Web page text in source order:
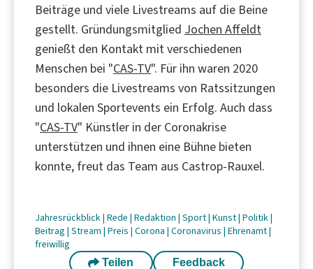
Beiträge und viele Livestreams auf die Beine
gestellt. Gründungsmitglied Jochen Affeldt
genießt den Kontakt mit verschiedenen
Menschen bei "CAS-TV". Für ihn waren 2020
besonders die Livestreams von Ratssitzungen
und lokalen Sportevents ein Erfolg. Auch dass
"CAS-TV" Künstler in der Coronakrise
unterstützen und ihnen eine Bühne bieten
konnte, freut das Team aus Castrop-Rauxel.
Jahresrückblick| Rede | Redaktion | Sport| Kunst| Politik|
Beitrag | Stream | Preis | Corona | Coronavirus | Ehrenamt|
freiwillig
Teilen Feedback